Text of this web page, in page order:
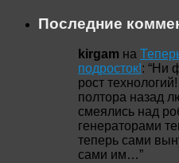
Последние
kirgam на
подросток!: “Ни
рост
полтора назад
смеялись над
генераторами
теперь сами
сами им…”